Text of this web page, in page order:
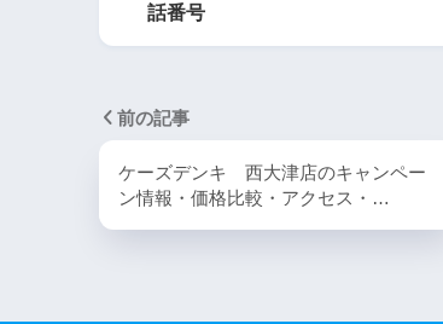
話番号
前の記事
ケーズデンキ 西大津店のキャンペー
ン情報・価格比較・アクセス・…